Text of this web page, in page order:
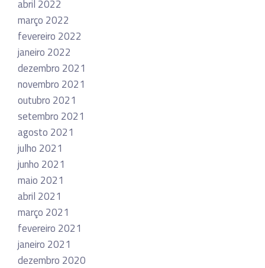
abril 2022
março 2022
fevereiro 2022
janeiro 2022
dezembro 2021
novembro 2021
outubro 2021
setembro 2021
agosto 2021
julho 2021
junho 2021
maio 2021
abril 2021
março 2021
fevereiro 2021
janeiro 2021
dezembro 2020